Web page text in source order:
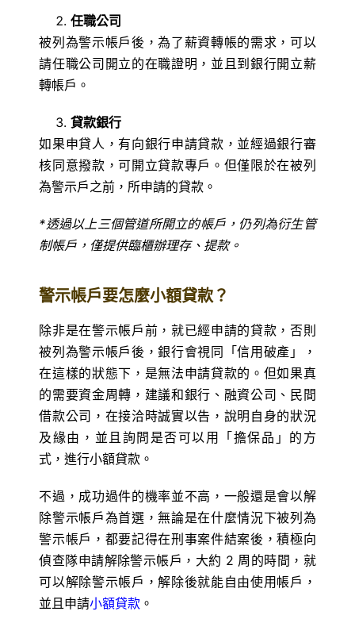
任職公司
被列為警示帳戶後，為了薪資轉帳的需求，可以
請任職公司開立的在職證明，並且到銀行開立薪
轉帳戶。
貸款銀行
如果申貸人，有向銀行申請貸款，並經過銀行審
核同意撥款，可開立貸款專戶。但僅限於在被列
為警示戶之前，所申請的貸款。
*透過以上三個管道所開立的帳戶，仍列為衍生管
制帳戶，僅提供臨櫃辦理存、提款。
警示帳戶要怎麼小額貸款？
除非是在警示帳戶前，就已經申請的貸款，否則
被列為警示帳戶後，銀行會視同「信用破產」，
在這樣的狀態下，是無法申請貸款的。但如果真
的需要資金周轉，建議和銀行、融資公司、民間
借款公司，在接洽時誠實以告，說明自身的狀況
及緣由，並且詢問是否可以用「擔保品」的方
式，進行小額貸款。
不過，成功過件的機率並不高，一般還是會以解
除警示帳戶為首選，無論是在什麼情況下被列為
警示帳戶，都要記得在刑事案件結案後，積極向
偵查隊申請解除警示帳戶，大約 2 周的時間，就
可以解除警示帳戶，解除後就能自由使用帳戶，
並且申請小額貸款 。